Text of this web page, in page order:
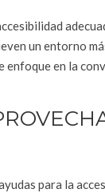
un entorno
en la
para la